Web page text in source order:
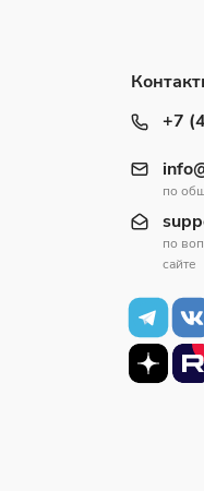
+7
по
по
сайте